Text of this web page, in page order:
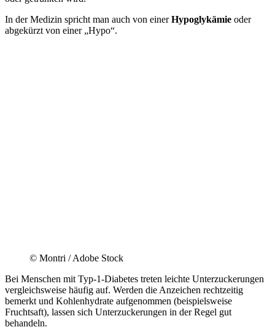
In der Medizin spricht man auch von einerHypoglykämie oder
abgekürzt von einer „Hypo“.
© Montri / Adobe Stock
Bei Menschen mit Typ-1-Diabetes treten leichte Unterzuckerungen
vergleichsweise häufig auf. Werden die Anzeichen rechtzeitig
bemerkt und Kohlenhydrate aufgenommen (beispielsweise
Fruchtsaft), lassen sich Unterzuckerungen in der Regel gut
behandeln. ​​​​​​​